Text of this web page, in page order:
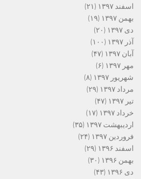
اسفند ۱۳۹۷
(۲۱)
بهمن ۱۳۹۷
(۱۹)
دی ۱۳۹۷
(۲۰)
آذر ۱۳۹۷
(۱۰۰)
آبان ۱۳۹۷
(۴۷)
مهر ۱۳۹۷
(۶)
شهریور ۱۳۹۷
(۸)
مرداد ۱۳۹۷
(۲۹)
تیر ۱۳۹۷
(۴۷)
خرداد ۱۳۹۷
(۱۷)
اردیبهشت ۱۳۹۷
(۳۵)
فروردین ۱۳۹۷
(۲۴)
اسفند ۱۳۹۶
(۲۹)
بهمن ۱۳۹۶
(۳۰)
دی ۱۳۹۶
(۴۳)